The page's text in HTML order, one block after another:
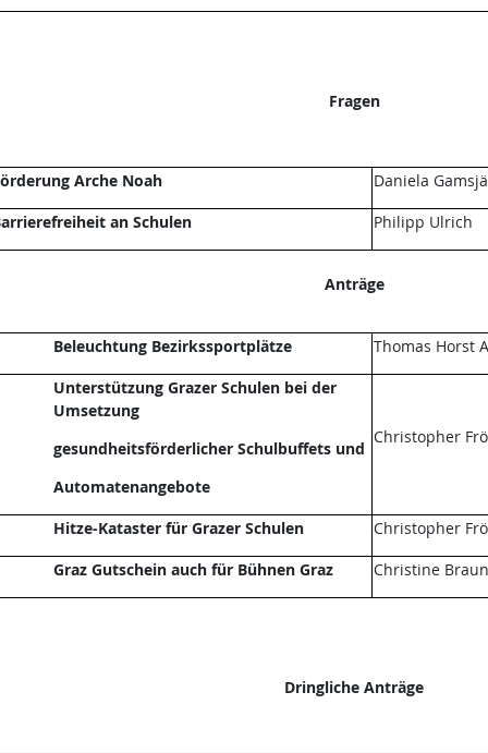
Fragen
Arche Noah
Daniela
an Schulen
Philipp Ulrich
Anträge
Beleuchtung Bezirkssportplätze
Thomas Horst
Unterstützung Grazer Schulen bei der
Umsetzung
gesundheitsförderlicher Schulbuffets und
Automatenangebote
Christopher
Hitze-Kataster für Grazer Schulen
Christopher
Graz Gutschein auch für Bühnen Graz
Christine
Dringliche Anträge